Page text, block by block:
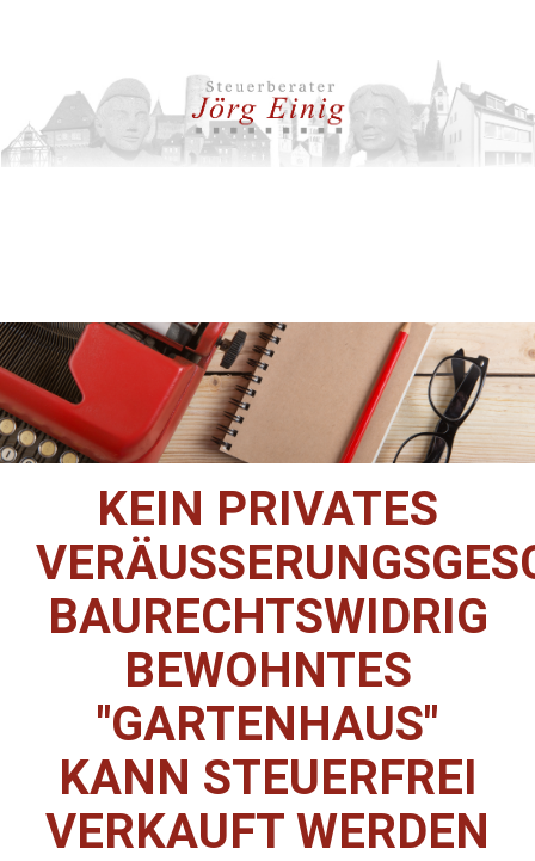
KEIN PRIVATES
AURECHTSWIDRIG B
EWOHNTES "
GARTENHAUS" K
ANN STEUERFREI V
ERKAUFT WERDEN